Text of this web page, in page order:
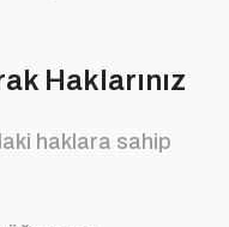
Haklarınız
haklara sahip